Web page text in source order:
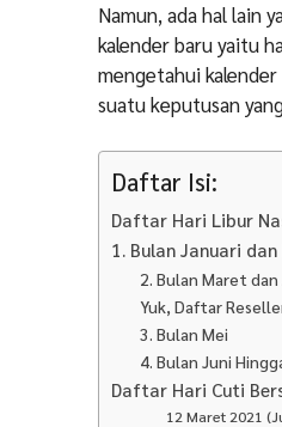
Namun, ada hal lain
kalender baru yaitu
mengetahui
suatu keputusan
Daftar Isi:
Daftar Hari Libur
1. Bulan Januari
2. Bulan Maret dan
Yuk, Daftar
3. Bulan Mei
4. Bulan Juni
Daftar Hari Cuti
12 Maret 2021